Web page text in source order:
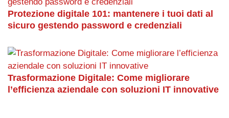
Protezione digitale 101: mantenere i tuoi dati al
sicuro gestendo password e credenziali
Trasformazione Digitale: Come migliorare
l’efficienza aziendale con soluzioni IT innovative